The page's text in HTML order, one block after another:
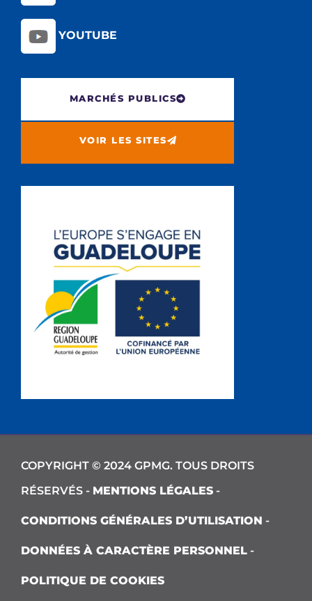
YOUTUBE
MARCHÉS PUBLICS
VOIR LES SITES
COPYRIGHT © 2024 GPMG. TOUS DROITS
RÉSERVÉS - MENTIONS LÉGALES -
CONDITIONS GÉNÉRALES D’UTILISATION -
DONNÉES À CARACTÈRE PERSONNEL -
POLITIQUE DE COOKIES